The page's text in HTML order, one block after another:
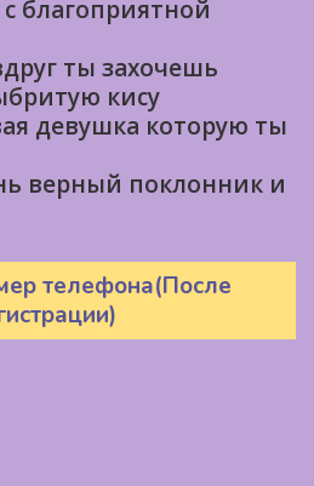
благоприятной
ты захочешь
кису
девушка которую ты
верный поклонник и
телефона(После